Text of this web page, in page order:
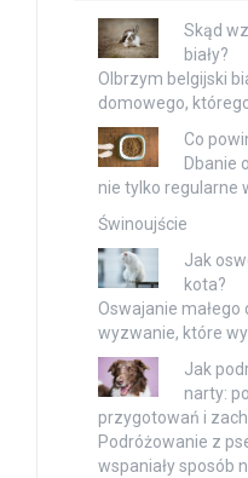
Skąd
biały?
Olbrzym belgijski
domowego,
Co
Dbanie
nie tylko regularne
Świnoujście
Jak
kota?
Oswajanie
wyzwanie, które
Jak
narty:
przygotowań i
Podróżowanie z
wspaniały sposób